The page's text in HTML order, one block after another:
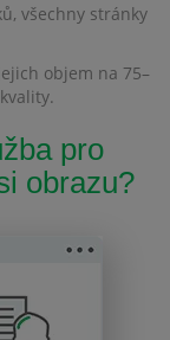
všechny stránky
objem na 75–
pro
obrazu?